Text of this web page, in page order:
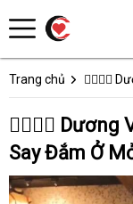
Trang chủ 👩‍❤️‍💋‍👨
👩‍❤️‍💋‍👨
Say Đắm Ở